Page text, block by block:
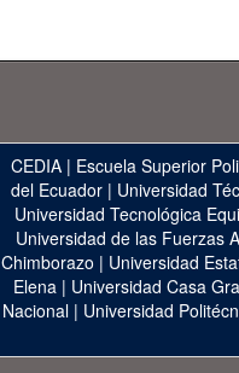
CEDIA | Escuela Superior
del Ecuador| Universidad
Universidad Tecnológica
Universidad de las Fuerzas
Chimborazo | Universidad
Elena | Universidad Casa
Nacional | Universidad